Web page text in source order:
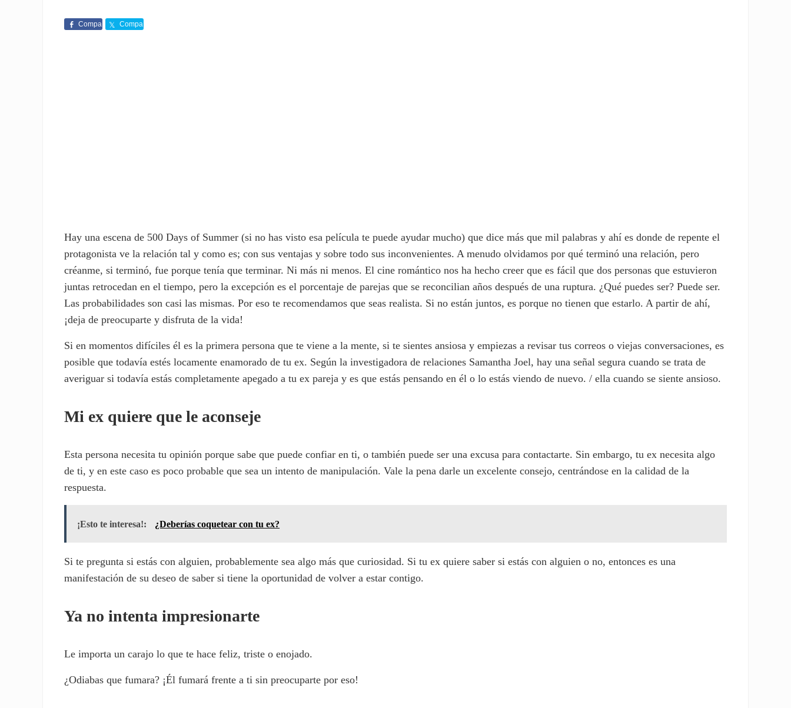
Compa
Compa
Hay una escena de 500 Days of Summer (si no has visto esa película te puede ayudar mucho) que dice más que mil palabras y ahí es donde de repente el
protagonista ve la relación tal y como es; con sus ventajas y sobre todo sus inconvenientes. A menudo olvidamos por qué terminó una relación, pero
créanme, si terminó, fue porque tenía que terminar. Ni más ni menos. El cine romántico nos ha hecho creer que es fácil que dos personas que estuvieron
juntas retrocedan en el tiempo, pero la excepción es el porcentaje de parejas que se reconcilian años después de una ruptura. ¿Qué puedes ser? Puede ser.
Las probabilidades son casi las mismas. Por eso te recomendamos que seas realista. Si no están juntos, es porque no tienen que estarlo. A partir de ahí,
¡deja de preocuparte y disfruta de la vida!
Si en momentos difíciles él es la primera persona que te viene a la mente, si te sientes ansiosa y empiezas a revisar tus correos o viejas conversaciones, es
posible que todavía estés locamente enamorado de tu ex. Según la investigadora de relaciones Samantha Joel, hay una señal segura cuando se trata de
averiguar si todavía estás completamente apegado a tu ex pareja y es que estás pensando en él o lo estás viendo de nuevo. / ella cuando se siente ansioso.
Mi ex quiere que le aconseje
Esta persona necesita tu opinión porque sabe que puede confiar en ti, o también puede ser una excusa para contactarte. Sin embargo, tu ex necesita algo
de ti, y en este caso es poco probable que sea un intento de manipulación. Vale la pena darle un excelente consejo, centrándose en la calidad de la
respuesta.
¡Esto te interesa!: ¿Deberías coquetear con tu ex?
Si te pregunta si estás con alguien, probablemente sea algo más que curiosidad. Si tu ex quiere saber si estás con alguien o no, entonces es una
manifestación de su deseo de saber si tiene la oportunidad de volver a estar contigo.
Ya no intenta impresionarte
Le importa un carajo lo que te hace feliz, triste o enojado.
¿Odiabas que fumara? ¡Él fumará frente a ti sin preocuparte por eso!